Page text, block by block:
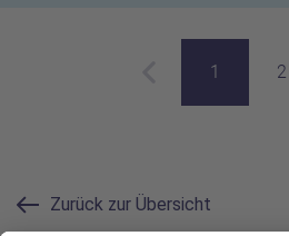
Vorherige Seite
1
Aktuelle Seite
2
Zurück zur Übersicht